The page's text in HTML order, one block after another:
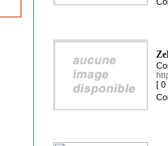
[